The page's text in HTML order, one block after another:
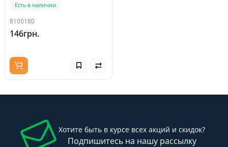
Есть в наличии
8100180
146грн.
Хотите быть в курсе всех акций и скидок?
Подпишитесь на нашу рассылку